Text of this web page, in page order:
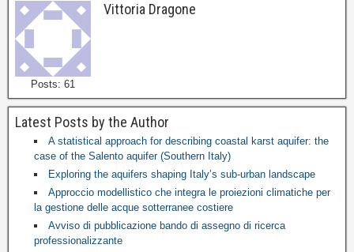
Posts: 61
Vittoria Dragone
Latest Posts by the Author
A statistical approach for describing coastal karst aquifer: the
case of the Salento aquifer (Southern Italy)
Exploring the aquifers shaping Italy’s sub-urban landscape
Approccio modellistico che integra le proiezioni climatiche per
la gestione delle acque sotterranee costiere
Avviso di pubblicazione bando di assegno di ricerca
professionalizzante